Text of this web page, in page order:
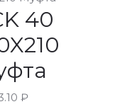
40
₽